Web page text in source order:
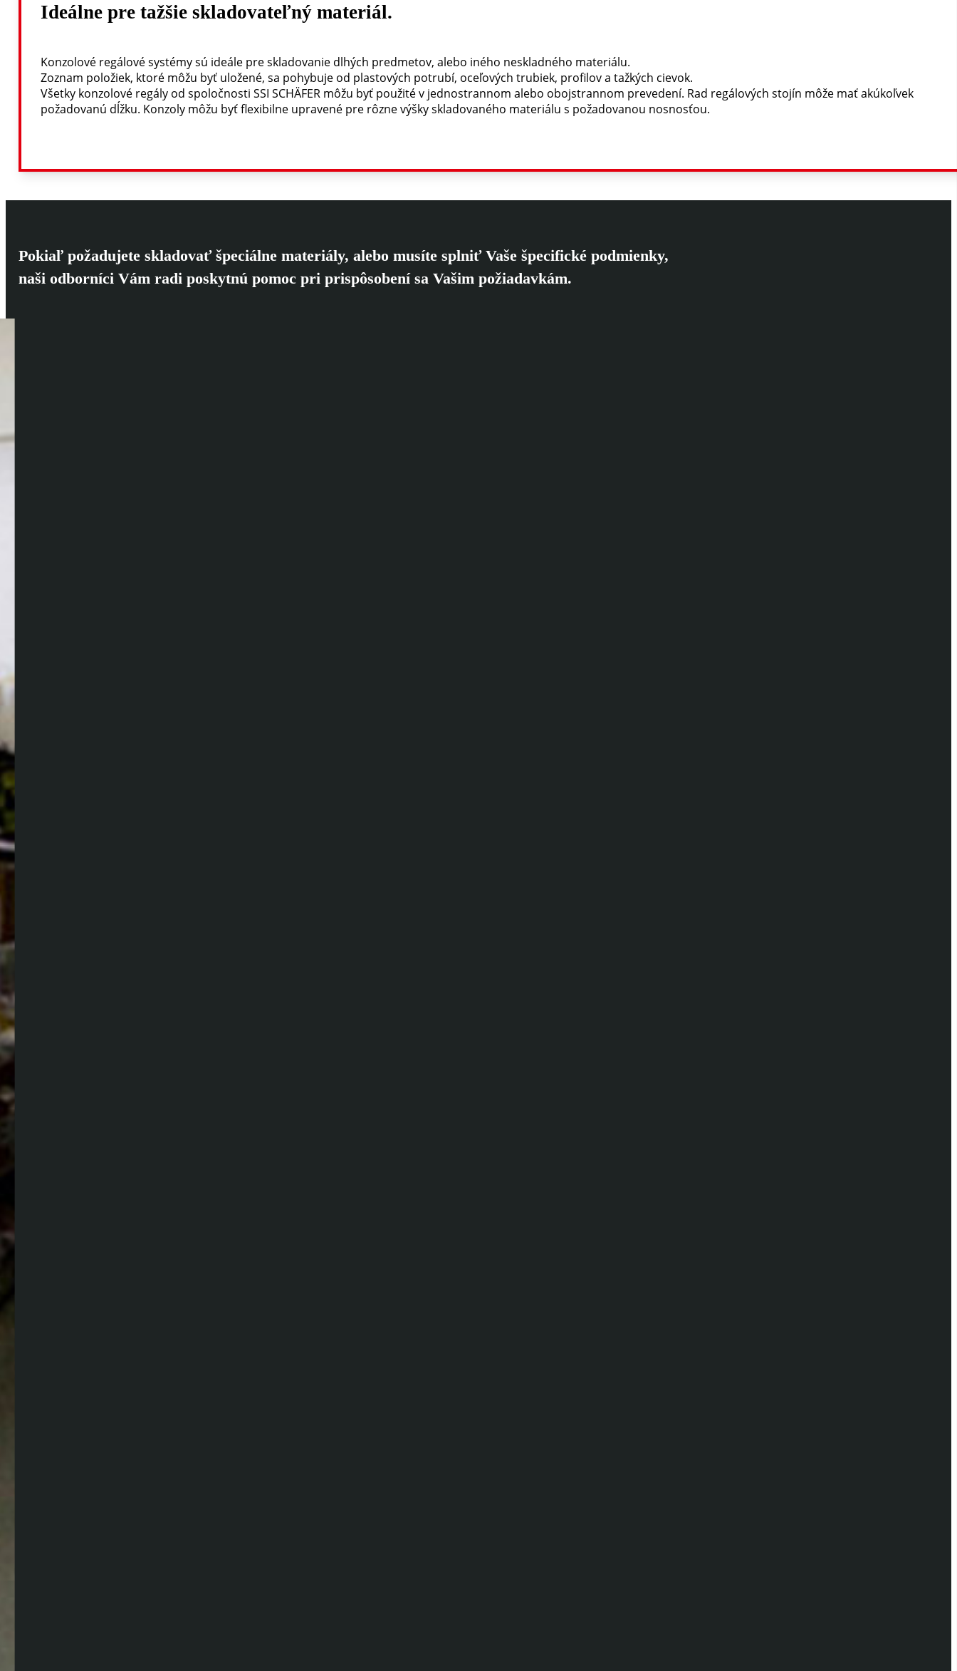
Ideálne pre tažšie skladovateľný materiál.
Konzolové regálové systémy sú ideále pre skladovanie dlhých predmetov, alebo iného neskladného materiálu.
Zoznam položiek, ktoré môžu byť uložené, sa pohybuje od plastových potrubí, oceľových trubiek, profilov a tažkých cievok.
Všetky konzolové regály od spoločnosti SSI SCHÄFER môžu byť použité v jednostrannom alebo obojstrannom prevedení. Rad regálových stojín môže mať akúkoľvek
požadovanú dĺžku. Konzoly môžu byť flexibilne upravené pre rôzne výšky skladovaného materiálu s požadovanou nosnosťou.
Pokiaľ požadujete skladovať špeciálne materiály, alebo musíte splniť Vaše špecifické podmienky,
naši odborníci Vám radi poskytnú pomoc pri prispôsobení sa Vašim požiadavkám.